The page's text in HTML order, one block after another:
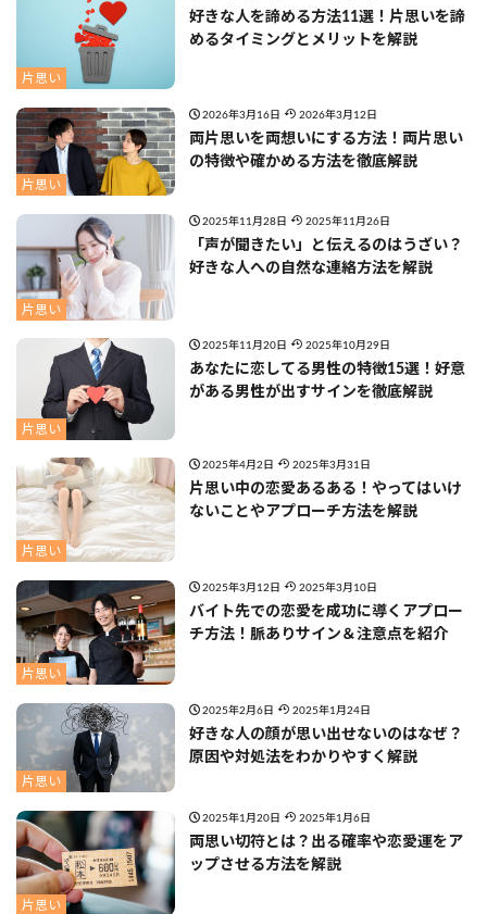
片思い
好きな人を諦める方法11選！片思いを諦
めるタイミングとメリットを解説
片思い
2026年3月16日 2026年3月12日
両片思いを両想いにする方法！両片思い
の特徴や確かめる方法を徹底解説
片思い
2025年11月28日 2025年11月26日
「声が聞きたい」と伝えるのはうざい？
好きな人への自然な連絡方法を解説
片思い
2025年11月20日 2025年10月29日
あなたに恋してる男性の特徴15選！好意
がある男性が出すサインを徹底解説
片思い
2025年4月2日 2025年3月31日
片思い中の恋愛あるある！やってはいけ
ないことやアプローチ方法を解説
片思い
2025年3月12日 2025年3月10日
バイト先での恋愛を成功に導くアプロー
チ方法！脈ありサイン＆注意点を紹介
片思い
2025年2月6日 2025年1月24日
好きな人の顔が思い出せないのはなぜ？
原因や対処法をわかりやすく解説
片思い
2025年1月20日 2025年1月6日
両思い切符とは？出る確率や恋愛運をア
ップさせる方法を解説